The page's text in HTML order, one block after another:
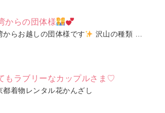
からの団体様
からお越しの団体様です 沢山の種類 …
もラブリーなカップルさま♡
都着物レンタル花かんざし